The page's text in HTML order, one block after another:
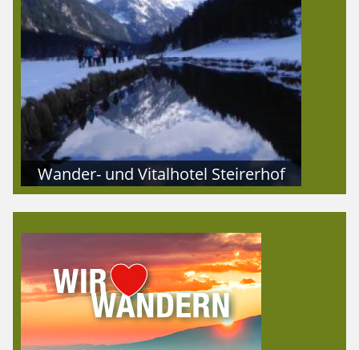
Wander- und Vitalhotel Steirerhof